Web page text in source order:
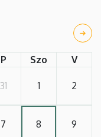
P Szo V
31 1 2
7 8 9